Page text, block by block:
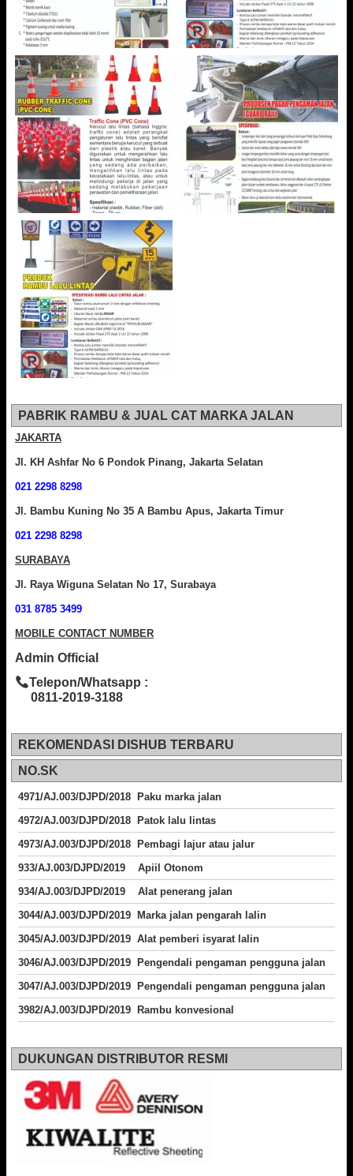
PABRIK RAMBU & JUAL CAT MARKA JALAN
JAKARTA
Jl. KH Ashfar No 6 Pondok Pinang, Jakarta Selatan
021 2298 8298
Jl. Bambu Kuning No 35 A Bambu Apus, Jakarta Timur
021 2298 8298
SURABAYA
Jl. Raya Wiguna Selatan No 17, Surabaya
031 8785 3499
MOBILE CONTACT NUMBER
Admin Official
Telepon/Whatsapp :
0811-2019-3188
REKOMENDASI DISHUB TERBARU
NO.SK
4971/AJ.003/DJPD/2018 Paku marka jalan
4972/AJ.003/DJPD/2018 Patok lalu lintas
4973/AJ.003/DJPD/2018
Pembagi lajur atau jalur
933/AJ.003/DJPD/2019 Apiil Otonom
934/AJ.003/DJPD/2019 Alat penerang jalan
3044/AJ.003/DJPD/2019 Marka jalan pengarah lalin
3045/AJ.003/DJPD/2019 Alat pemberi isyarat lalin
3046/AJ.003/DJPD/2019 Pengendali pengaman pengguna jalan
3047/AJ.003/DJPD/2019 Pengendali pengaman pengguna jalan
3982/AJ.003/DJPD/2019 Rambu konvesional
DUKUNGAN DISTRIBUTOR RESMI